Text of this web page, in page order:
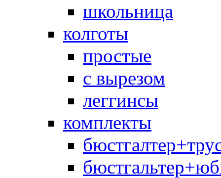
школьница
колготы
простые
с вырезом
леггинсы
комплекты